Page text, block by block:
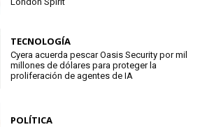
TECNOLOGÍA
Cyera acuerda pescar Oasis Security por mil
millones de dólares para proteger la
proliferación de agentes de IA
POLÍTICA